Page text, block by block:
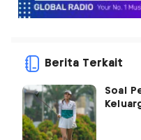
Berita Terkait
Soal